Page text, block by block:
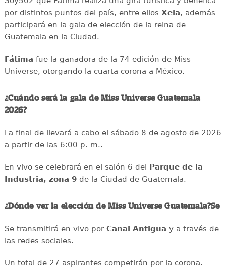
por distintos puntos del país, entre ellos Xela, además
participará en la gala de elección de la reina de
Guatemala en la Ciudad.
Fátima fue la ganadora de la 74 edición de Miss
Universe, otorgando la cuarta corona a México.
¿Cuándo será la gala de Miss Universe Guatemala
2026?
La final de llevará a cabo el sábado 8 de agosto de 2026
a partir de las 6:00 p. m..
En vivo se celebrará en el salón 6 del Parque de la
Industria, zona 9de la Ciudad de Guatemala.
¿Dónde ver la elección de Miss Universe Guatemala?Se
Se transmitirá en vivo porCanal Antigua y a través de
las redes sociales.
Un total de 27 aspirantes competirán por la corona.